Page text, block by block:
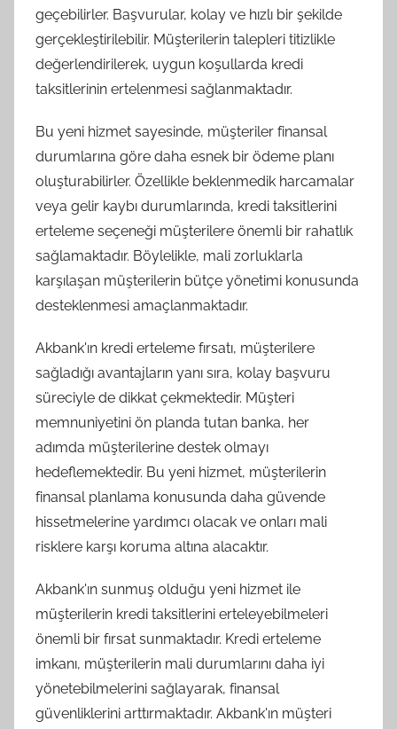
geçebilirler. Başvurular, kolay ve hızlı bir şekilde
gerçekleştirilebilir. Müşterilerin talepleri titizlikle
değerlendirilerek, uygun koşullarda kredi
taksitlerinin ertelenmesi sağlanmaktadır.
Bu yeni hizmet sayesinde, müşteriler finansal
durumlarına göre daha esnek bir ödeme planı
oluşturabilirler. Özellikle beklenmedik harcamalar
veya gelir kaybı durumlarında, kredi taksitlerini
erteleme seçeneği müşterilere önemli bir rahatlık
sağlamaktadır. Böylelikle, mali zorluklarla
karşılaşan müşterilerin bütçe yönetimi konusunda
desteklenmesi amaçlanmaktadır.
Akbank'ın kredi erteleme fırsatı, müşterilere
sağladığı avantajların yanı sıra, kolay başvuru
süreciyle de dikkat çekmektedir. Müşteri
memnuniyetini ön planda tutan banka, her
adımda müşterilerine destek olmayı
hedeflemektedir. Bu yeni hizmet, müşterilerin
finansal planlama konusunda daha güvende
hissetmelerine yardımcı olacak ve onları mali
risklere karşı koruma altına alacaktır.
Akbank'ın sunmuş olduğu yeni hizmet ile
müşterilerin kredi taksitlerini erteleyebilmeleri
önemli bir fırsat sunmaktadır. Kredi erteleme
imkanı, müşterilerin mali durumlarını daha iyi
yönetebilmelerini sağlayarak, finansal
güvenliklerini arttırmaktadır. Akbank'ın müşteri